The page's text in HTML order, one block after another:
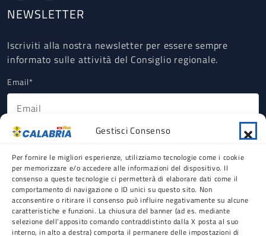
Gestisci Consenso
Per fornire le migliori esperienze, utilizziamo tecnologie come i cookie
per memorizzare e/o accedere alle informazioni del dispositivo. Il
consenso a queste tecnologie ci permetterà di elaborare dati come il
comportamento di navigazione o ID unici su questo sito. Non
acconsentire o ritirare il consenso può influire negativamente su alcune
caratteristiche e funzioni. La chiusura del banner (ad es. mediante
selezione dell’apposito comando contraddistinto dalla X posta al suo
interno, in alto a destra) comporta il permanere delle impostazioni di
NEWSLETTER
Iscriviti alla nostra newsletter per essere sempre
informato sulle attività del Consiglio regionale.
Email*
Ho letto, compreso e accettato la Privacy Policy riguardante il
Testata registrata presso il Tribunale di Reggio